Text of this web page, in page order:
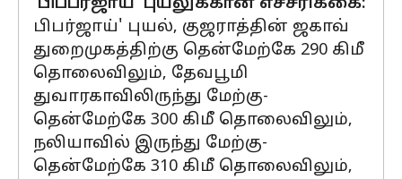
பிபர்ஜாய்' புயல், குஜராத்தின் ஜகாவ்
துறைமுகத்திற்கு தென்மேற்கே 290 கிமீ
தொலைவிலும், தேவபூமி
துவாரகாவிலிருந்து மேற்கு-
தென்மேற்கே 300 கிமீ தொலைவிலும்,
நலியாவில் இருந்து மேற்கு-
தென்மேற்கே 310 கிமீ தொலைவிலும்,